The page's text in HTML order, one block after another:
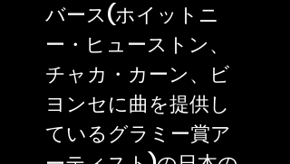
バース(ホイットニ
ー・ヒューストン、
チャカ・カーン、ビ
ヨンセに曲を提供し
ているグラミー賞ア